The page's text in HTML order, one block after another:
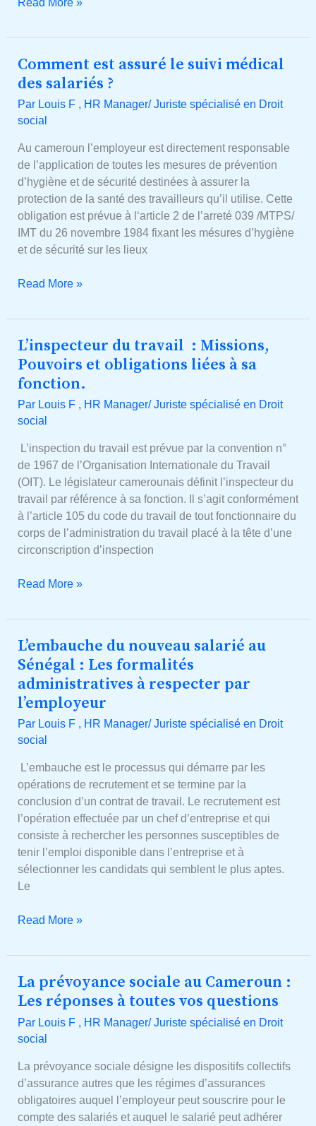
Read More »
Comment est assuré le suivi médical
des salariés ?
Par Louis F , HR Manager/ Juriste spécialisé en Droit
social
Au cameroun l’employeur est directement responsable
de l’application de toutes les mesures de prévention
d’hygiène et de sécurité destinées à assurer la
protection de la santé des travailleurs qu’il utilise. Cette
obligation est prévue à l‘article 2 de l’arreté 039 /MTPS/
IMT du 26 novembre 1984 fixant les mésures d’hygiène
et de sécurité sur les lieux
Comment
est
médical
des
salariés
?
Read More »
L’inspecteur du travail : Missions,
Pouvoirs et obligations liées à sa
fonction.
Par Louis F , HR Manager/ Juriste spécialisé en Droit
social
L’inspection du travail est prévue par la convention n°
de 1967 de l’Organisation Internationale du Travail
(OIT). Le législateur camerounais définit l’inspecteur du
travail par référence à sa fonction. Il s’agit conformément
à l’article 105 du code du travail de tout fonctionnaire du
corps de l’administration du travail placé à la tête d’une
circonscription d’inspection
L’inspecteur
du
travail
Missions,
Pouvoirs
et
obligations
liées
à
sa
fonction.
Read More »
L’embauche du nouveau salarié au
Sénégal : Les formalités
administratives à respecter par
l’employeur
Par Louis F , HR Manager/ Juriste spécialisé en Droit
social
L’embauche est le processus qui démarre par les
opérations de recrutement et se termine par la
conclusion d’un contrat de travail. Le recrutement est
l’opération effectuée par un chef d’entreprise et qui
consiste à rechercher les personnes susceptibles de
tenir l’emploi disponible dans l’entreprise et à
sélectionner les candidats qui semblent le plus aptes.
Le
L’embauche
du
nouveau
salarié
au
Sénégal
:
Les
formalités
administratives
à
respecter
par
l’employeur
Read More »
La prévoyance sociale au Cameroun :
Les réponses à toutes vos questions
Par Louis F , HR Manager/ Juriste spécialisé en Droit
social
La prévoyance sociale désigne les dispositifs collectifs
d’assurance autres que les régimes d’assurances
obligatoires auquel l’employeur peut souscrire pour le
compte des salariés et auquel le salarié peut adhérer
La
prévoyance
Les
réponses
à
toutes